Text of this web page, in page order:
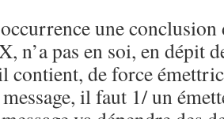
une conclusion
n’a pas en soi, en dépit
contient, de force
il faut 1/ un